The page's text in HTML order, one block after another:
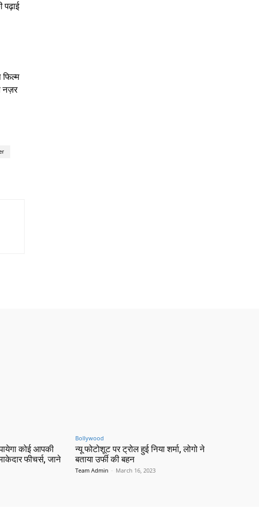
पढ़ाई
फिल्म
नज़र
कोई आपकी
फीचर्स, जाने
Bollywood
न्यू फोटोशूट पर ट्रोल हुई निया शर्मा, लोगो ने
बताया उर्फी की बहन
Team Admin - March 16, 2023